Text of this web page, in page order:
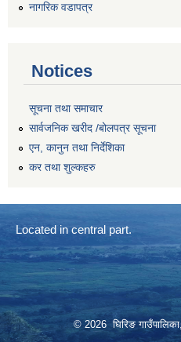
नागरिक वडापत्र
Notices
सूचना तथा समाचार
सार्वजनिक खरीद /बोलपत्र सूचना
एन, कानुन तथा निर्देशिका
कर तथा शुल्कहरु
Located in central part.
© 2026 घिरिङ गाउँपालिका,